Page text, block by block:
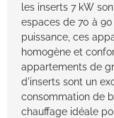
les inserts 7 kW
espaces de 70 à
puissance, ces
homogène et
appartements de
d'inserts sont un
consommation de
chauffage idéale